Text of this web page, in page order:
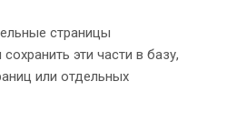
страницы
эти части в базу,
или отдельных